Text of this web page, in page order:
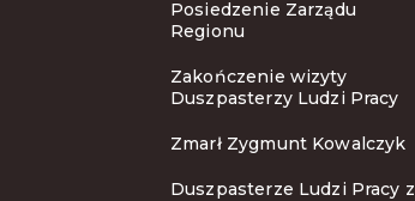
Posiedzenie Zarządu
Regionu
Zakończenie wizyty
Duszpasterzy Ludzi Pracy
Zmarł Zygmunt Kowalczyk
Duszpasterze Ludzi Pracy z